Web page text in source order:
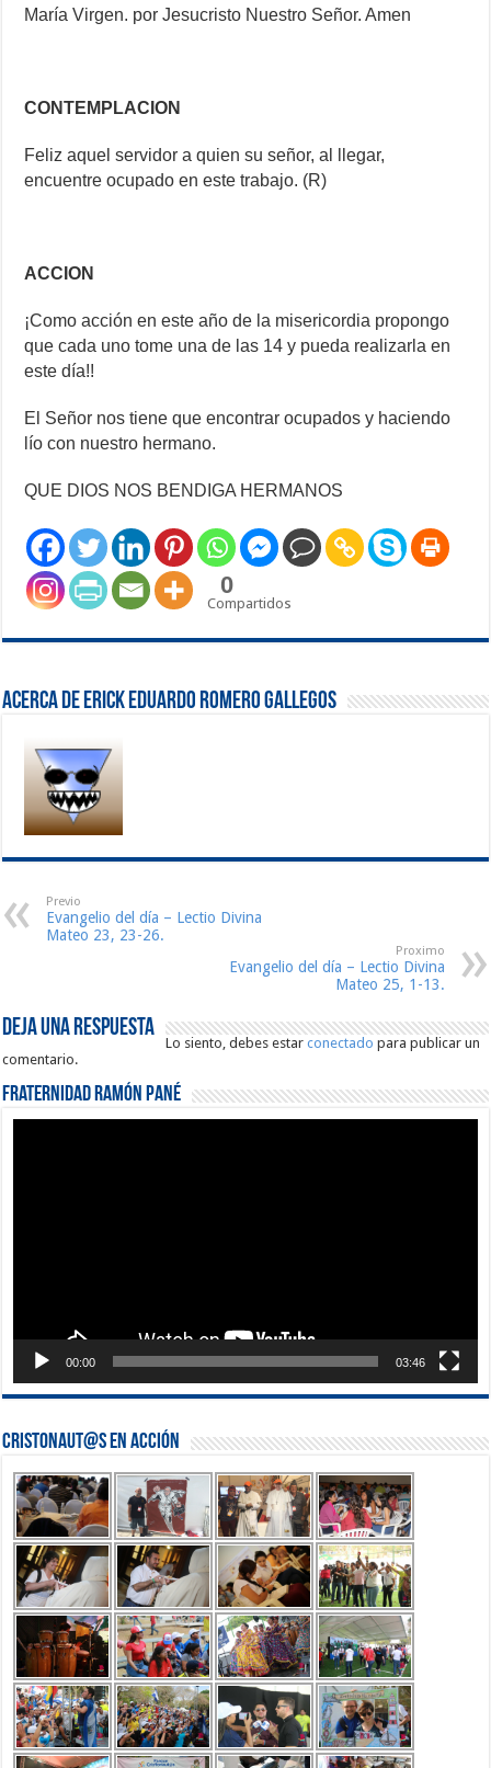
María Virgen. por Jesucristo Nuestro Señor. Amen
CONTEMPLACION
Feliz aquel servidor a quien su señor, al llegar,
encuentre ocupado en este trabajo. (R)
ACCION
¡Como acción en este año de la misericordia propongo
que cada uno tome una de las 14 y pueda realizarla en
este día!!
El Señor nos tiene que encontrar ocupados y haciendo
lío con nuestro hermano.
QUE DIOS NOS BENDIGA HERMANOS
0
Compartidos
Acerca de Erick Eduardo Romero Gallegos
Previo
Evangelio del día – Lectio Divina
Mateo 23, 23-26.
Proximo
Evangelio del día – Lectio Divina
Mateo 25, 1-13.
Deja una respuesta
Lo siento, debes estarconectado para publicar un
comentario.
Fraternidad Ramón Pané
00:00 03:46
Cristonaut@s en Acción